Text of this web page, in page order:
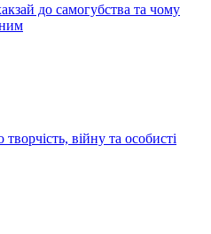
до самогубства та чому
війну та особисті